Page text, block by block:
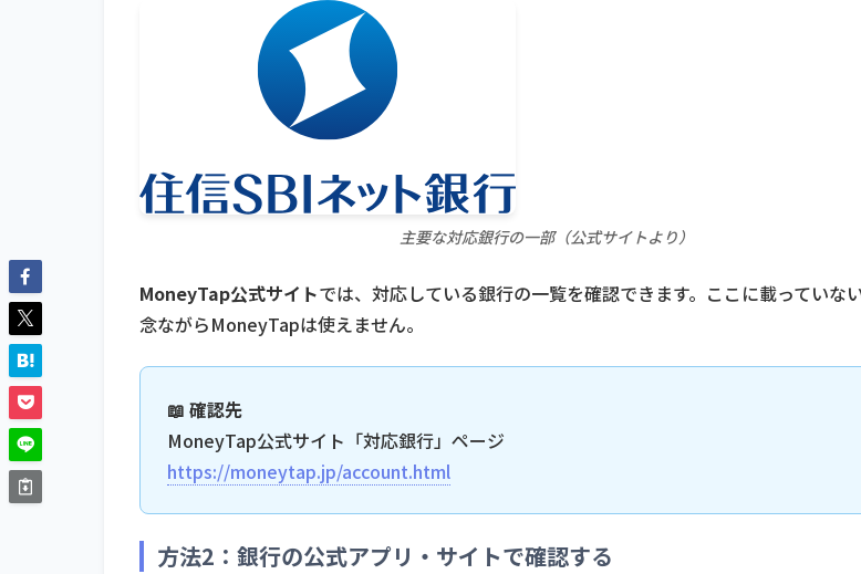
主要な対応銀行の一部（公式サイトより）
MoneyTap公式サイトでは、対応している銀行の一覧を確認できます。ここに載っていな
念ながらMoneyTapは使えません。
📖 確認先
MoneyTap公式サイト「対応銀行」ページ
https://moneytap.jp/account.html
方法2：銀行の公式アプリ・サイトで確認する